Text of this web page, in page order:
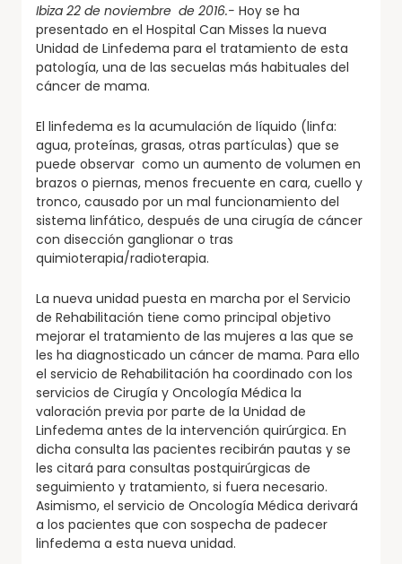
Ibiza 22 de noviembre de 2016.- Hoy se ha
presentado en el Hospital Can Misses la nueva
Unidad de Linfedema para el tratamiento de esta
patología, una de las secuelas más habituales del
cáncer de mama.
El linfedema es la acumulación de líquido (linfa:
agua, proteínas, grasas, otras partículas) que se
puede observar como un aumento de volumen en
brazos o piernas, menos frecuente en cara, cuello y
tronco, causado por un mal funcionamiento del
sistema linfático, después de una cirugía de cáncer
con disección ganglionar o tras
quimioterapia/radioterapia.
La nueva unidad puesta en marcha por el Servicio
de Rehabilitación tiene como principal objetivo
mejorar el tratamiento de las mujeres a las que se
les ha diagnosticado un cáncer de mama. Para ello
el servicio de Rehabilitación ha coordinado con los
servicios de Cirugía y Oncología Médica la
valoración previa por parte de la Unidad de
Linfedema antes de la intervención quirúrgica. En
dicha consulta las pacientes recibirán pautas y se
les citará para consultas postquirúrgicas de
seguimiento y tratamiento, si fuera necesario.
Asimismo, el servicio de Oncología Médica derivará
a los pacientes que con sospecha de padecer
linfedema a esta nueva unidad.